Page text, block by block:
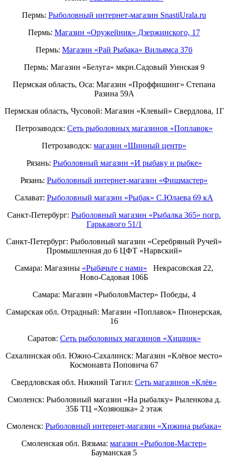
Пермь: Рыболовный интернет-магазин SnastiUrala.ru
Пермь: Магазин «Оружейник» Дзержинского, 17
Пермь: Магазин «Рай Рыбака» Вильямса 37б
Пермь: Магазин «Белуга» мкрн.Садовый Уинская 9
Пермская область, Оса: Магазин «Проффишинг» Степана
Разина 59А
Пермская область, Чусовой: Магазин «Клевый» Свердлова, 1Г
Петрозаводск: Сеть рыболовных магазинов «Поплавок»
Петрозаводск: магазин «Шинный центр»
Рязань: Рыболовный магазин «И рыбаку и рыбке»
Рязань: Рыболовный интернет-магазин «Фишмастер»
Салават: Рыболовный магазин «Рыбак» С.Юлаева 69 кА
Санкт-Петербург: Рыболовный магазин «Рыбалка 365» погр.
Гарькавого 51/1
Санкт-Петербург: Рыболовный магазин «Серебряный Ручей»
Промышленная до 6 ЦФТ «Нарвский»
Самара: Магазины «Рыбачьте с нами» Некрасовская 22,
Ново-Садовая 106Б
Самара: Магазин «РыболовМастер» Победы, 4
Самарская обл. Отрадный: Магазин «Поплавок» Пионерская,
16
Саратов: Сеть рыболовных магазинов «Хищник»
Сахалинская обл. Южно-Сахалинск: Магазин «Клёвое место»
Космонавта Поповича 67
Свердловская обл. Нижний Тагил: Cеть магазинов «Клёв»
Смоленск: Рыболовный магазин «На рыбалку» Рыленкова д.
35Б ТЦ «Хозяюшка» 2 этаж
Смоленск: Рыболовный интернет-магазин «Хижина рыбака»
Смоленская обл. Вязьма: магазин «Рыболов-Мастер»
Бауманская 5